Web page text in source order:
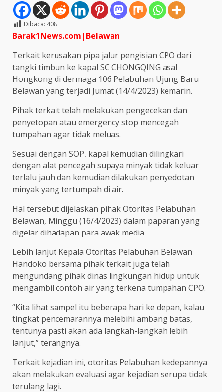
Dibaca: 408
Barak1News.com|Belawan
Terkait kerusakan pipa jalur pengisian CPO dari
tangki timbun ke kapal SC CHONGQING asal
Hongkong di dermaga 106 Pelabuhan Ujung Baru
Belawan yang terjadi Jumat (14/4/2023) kemarin.
Pihak terkait telah melakukan pengecekan dan
penyetopan atau emergency stop mencegah
tumpahan agar tidak meluas.
Sesuai dengan SOP, kapal kemudian dilingkari
dengan alat pencegah supaya minyak tidak keluar
terlalu jauh dan kemudian dilakukan penyedotan
minyak yang tertumpah di air.
Hal tersebut dijelaskan pihak Otoritas Pelabuhan
Belawan, Minggu (16/4/2023) dalam paparan yang
digelar dihadapan para awak media.
Lebih lanjut Kepala Otoritas Pelabuhan Belawan
Handoko bersama pihak terkait juga telah
mengundang pihak dinas lingkungan hidup untuk
mengambil contoh air yang terkena tumpahan CPO.
“Kita lihat sampel itu beberapa hari ke depan, kalau
tingkat pencemarannya melebihi ambang batas,
tentunya pasti akan ada langkah-langkah lebih
lanjut,” terangnya.
Terkait kejadian ini, otoritas Pelabuhan kedepannya
akan melakukan evaluasi agar kejadian serupa tidak
terulang lagi.